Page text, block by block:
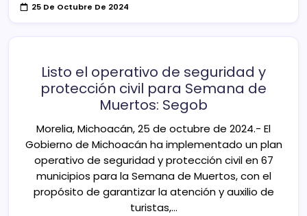
25 De Octubre De 2024
Listo el operativo de seguridad y
protección civil para Semana de
Muertos: Segob
Morelia, Michoacán, 25 de octubre de 2024.- El
Gobierno de Michoacán ha implementado un plan
operativo de seguridad y protección civil en 67
municipios para la Semana de Muertos, con el
propósito de garantizar la atención y auxilio de
turistas,…